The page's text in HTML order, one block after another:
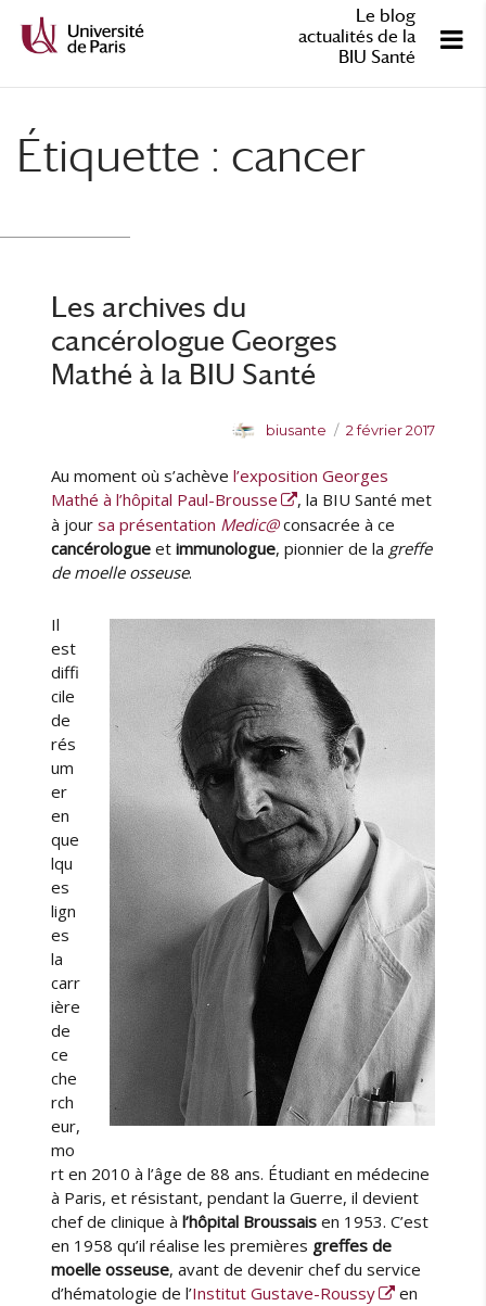
Le blog
actualités de la
BIU Santé
Étiquette : cancer
Les archives du
cancérologue Georges
Mathé à la BIU Santé
A
t
e
u
r
biusante
P
b
l
i
é
2 février 2017
Au moment où s’achèvel’exposition Georges
Mathé à l’hôpital Paul-Brousse
, la BIU Santé met
à joursa présentation Medic@consacrée à ce
cancérologue etimmunologue, pionnier de la greffe
de moelle osseuse.
Il
est
diffi
cile
de
rés
um
er
en
que
lqu
es
lign
es
la
carr
ière
de
ce
che
rch
eur,
mo
rt en 2010 à l’âge de 88 ans. Étudiant en médecine
à Paris, et résistant, pendant la Guerre, il devient
chef de clinique àl’hôpital Broussais en 1953. C’est
en 1958 qu’il réalise les premières greffes de
moelle osseuse, avant de devenir chef du service
d’hématologie de l’Institut Gustave-Roussy
en